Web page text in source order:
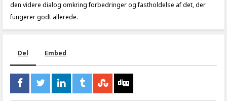
den videre dialog omkring forbedringer og fastholdelse af det, der
fungerer godt allerede.
Del Embed